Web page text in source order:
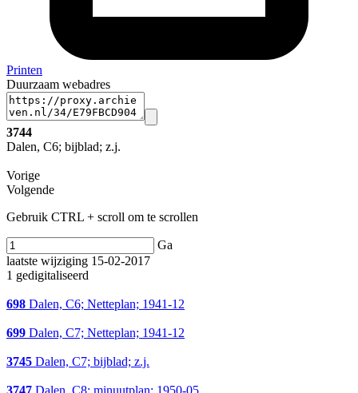
Printen
Duurzaam webadres
3744
Dalen, C6; bijblad; z.j.
Vorige
Volgende
Gebruik CTRL + scroll om te scrollen
Ga
laatste wijziging 15-02-2017
1 gedigitaliseerd
698 Dalen, C6; Netteplan; 1941-12
699 Dalen, C7; Netteplan; 1941-12
3745 Dalen, C7; bijblad; z.j.